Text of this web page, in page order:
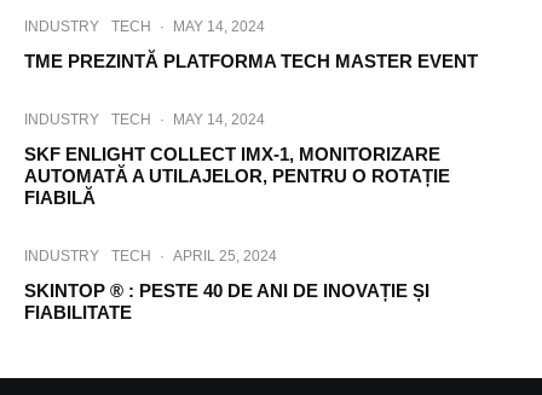
INDUSTRY TECH · MAY 14, 2024
TME PREZINTĂ PLATFORMA TECH MASTER EVENT
INDUSTRY TECH · MAY 14, 2024
SKF ENLIGHT COLLECT IMX-1, MONITORIZARE
AUTOMATĂ A UTILAJELOR, PENTRU O ROTAȚIE
FIABILĂ
INDUSTRY TECH · APRIL 25, 2024
SKINTOP ® : PESTE 40 DE ANI DE INOVAȚIE ȘI
FIABILITATE